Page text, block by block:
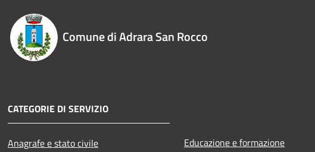
Comune di Adrara San Rocco
CATEGORIE DI SERVIZIO
Anagrafe e stato civile
Educazione e formazione